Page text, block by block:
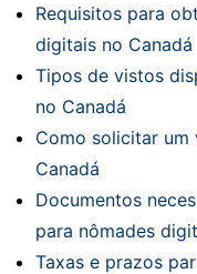
Requisitos para
digitais no Canadá
Tipos de vistos
no Canadá
Como solicitar
Canadá
Documentos
para nômades
Taxas e prazos